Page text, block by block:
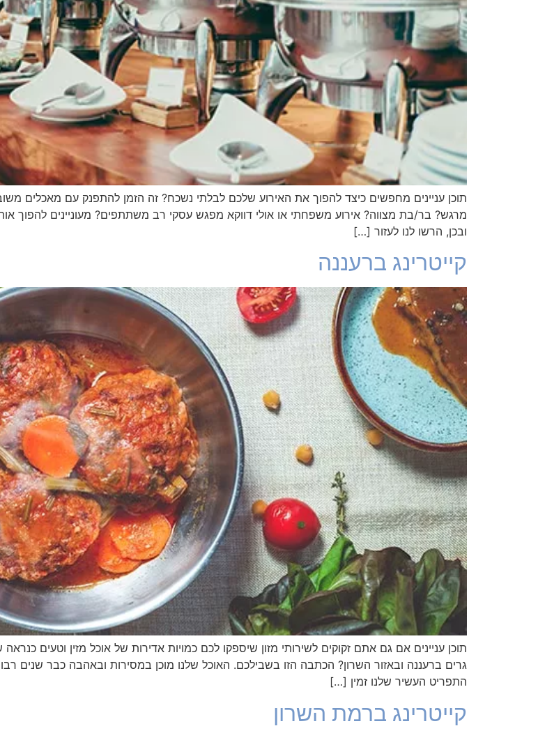
תוכן עניינים מחפשים כיצד להפוך את האירוע שלכם לבלתי נשכח? זה הזמן להתפנק עם מאכלים
מרגש? בר/בת מצווה? אירוע משפחתי או אולי דווקא מפגש עסקי רב משתתפים? מעוניינים להפוך
ובכן, הרשו לנו לעזור […]
קייטרינג ברעננה
תוכן עניינים אם גם אתם זקוקים לשירותי מזון שיספקו לכם כמויות אדירות של אוכל מזין וטעים
גרים ברעננה ובאזור השרון? הכתבה הזו בשבילכם. האוכל שלנו מוכן במסירות ובאהבה כבר שנים
התפריט העשיר שלנו זמין […]
קייטרינג ברמת השרון